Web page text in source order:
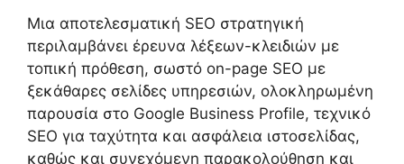
Μια αποτελεσματική SEO στρατηγική
περιλαμβάνει έρευνα λέξεων-κλειδιών με
τοπική πρόθεση, σωστό on-page SEO με
ξεκάθαρες σελίδες υπηρεσιών, ολοκληρωμένη
παρουσία στο Google Business Profile, τεχνικό
SEO για ταχύτητα και ασφάλεια ιστοσελίδας,
καθώς και συνεχόμενη παρακολούθηση και